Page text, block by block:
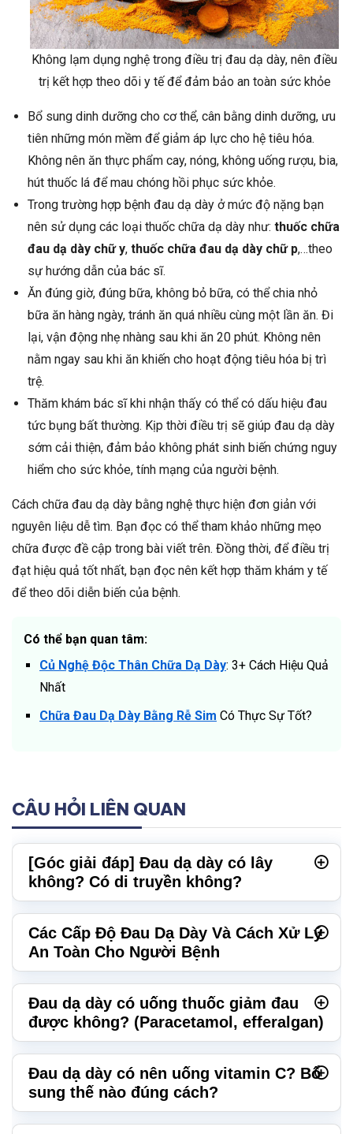
Không lạm dụng nghệ trong điều trị đau dạ dày, nên điều
trị kết hợp theo dõi y tế để đảm bảo an toàn sức khỏe
Bổ sung dinh dưỡng cho cơ thể, cân bằng dinh dưỡng, ưu
tiên những món mềm để giảm áp lực cho hệ tiêu hóa.
Không nên ăn thực phẩm cay, nóng, không uống rượu, bia,
hút thuốc lá để mau chóng hồi phục sức khỏe.
Trong trường hợp bệnh đau dạ dày ở mức độ nặng bạn
nên sử dụng các loại thuốc chữa dạ dày như: thuốc chữa
đau dạ dày chữ y, thuốc chữa đau dạ dày chữ p,…theo
sự hướng dẫn của bác sĩ.
Ăn đúng giờ, đúng bữa, không bỏ bữa, có thể chia nhỏ
bữa ăn hàng ngày, tránh ăn quá nhiều cùng một lần ăn. Đi
lại, vận động nhẹ nhàng sau khi ăn 20 phút. Không nên
nằm ngay sau khi ăn khiến cho hoạt động tiêu hóa bị trì
trệ.
Thăm khám bác sĩ khi nhận thấy có thể có dấu hiệu đau
tức bụng bất thường. Kịp thời điều trị sẽ giúp đau dạ dày
sớm cải thiện, đảm bảo không phát sinh biến chứng nguy
hiểm cho sức khỏe, tính mạng của người bệnh.
Cách chữa đau dạ dày bằng nghệ thực hiện đơn giản với
nguyên liệu dễ tìm. Bạn đọc có thể tham khảo những mẹo
chữa được đề cập trong bài viết trên. Đồng thời, để điều trị
đạt hiệu quả tốt nhất, bạn đọc nên kết hợp thăm khám y tế
để theo dõi diễn biến của bệnh.
Có thể bạn quan tâm:
Củ Nghệ Độc Thân Chữa Dạ Dày: 3+ Cách Hiệu Quả
Nhất
Chữa Đau Dạ Dày Bằng Rễ Sim Có Thực Sự Tốt?
CÂU HỎI LIÊN QUAN
[Góc giải đáp] Đau dạ dày có lây
không? Có di truyền không?
Các Cấp Độ Đau Dạ Dày Và Cách Xử Lý
An Toàn Cho Người Bệnh
Đau dạ dày có uống thuốc giảm đau
được không? (Paracetamol, efferalgan)
Đau dạ dày có nên uống vitamin C? Bổ
sung thế nào đúng cách?